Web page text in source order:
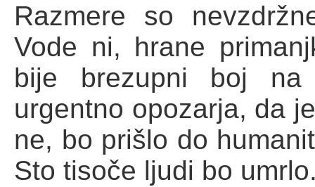
Razmere so
Vode ni, hrane
bije brezupni boj na
urgentno opozarja, da
ne, bo prišlo do
Sto tisoče ljudi bo